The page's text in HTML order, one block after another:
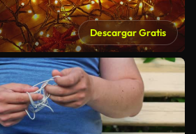
Descargar Gratis